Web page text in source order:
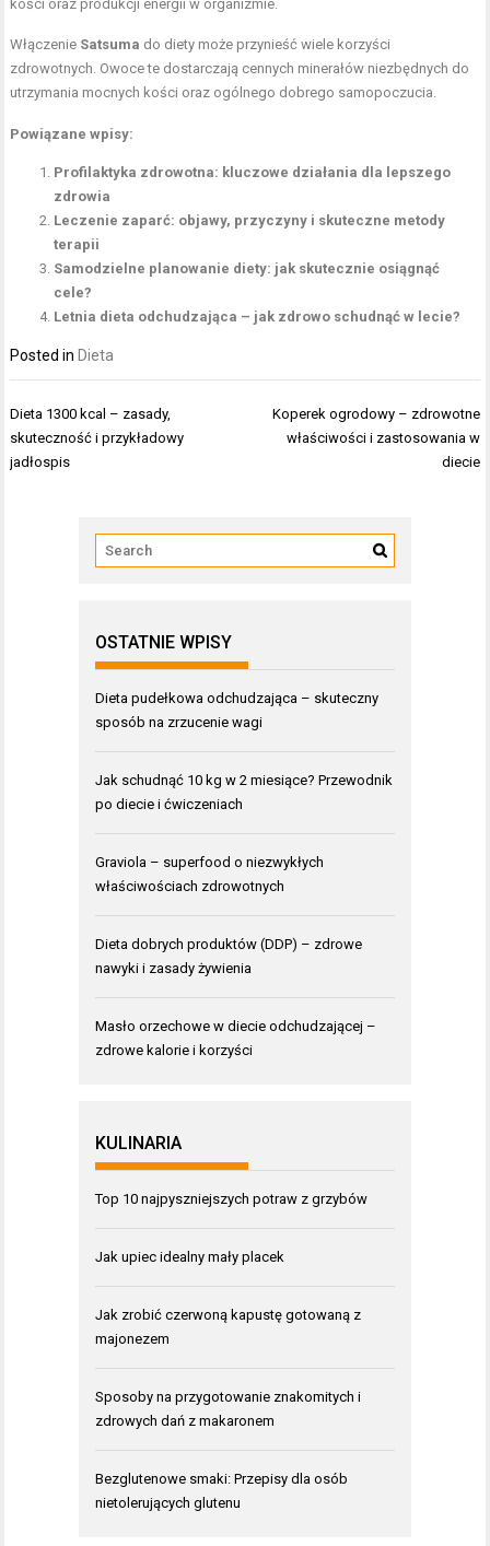
kości oraz produkcji energii w organizmie.
Włączenie Satsuma do diety może przynieść wiele korzyści
zdrowotnych. Owoce te dostarczają cennych minerałów niezbędnych do
utrzymania mocnych kości oraz ogólnego dobrego samopoczucia.
Powiązane wpisy:
Profilaktyka zdrowotna: kluczowe działania dla lepszego
zdrowia
Leczenie zaparć: objawy, przyczyny i skuteczne metody
terapii
Samodzielne planowanie diety: jak skutecznie osiągnąć
cele?
Letnia dieta odchudzająca – jak zdrowo schudnąć w lecie?
Posted in Dieta
Nawigacja
wpisu
Dieta 1300 kcal – zasady,
skuteczność i przykładowy
jadłospis
Koperek ogrodowy – zdrowotne
właściwości i zastosowania w
diecie
OSTATNIE WPISY
Dieta pudełkowa odchudzająca – skuteczny
sposób na zrzucenie wagi
Jak schudnąć 10 kg w 2 miesiące? Przewodnik
po diecie i ćwiczeniach
Graviola – superfood o niezwykłych
właściwościach zdrowotnych
Dieta dobrych produktów (DDP) – zdrowe
nawyki i zasady żywienia
Masło orzechowe w diecie odchudzającej –
zdrowe kalorie i korzyści
KULINARIA
Top 10 najpyszniejszych potraw z grzybów
Jak upiec idealny mały placek
Jak zrobić czerwoną kapustę gotowaną z
majonezem
Sposoby na przygotowanie znakomitych i
zdrowych dań z makaronem
Bezglutenowe smaki: Przepisy dla osób
nietolerujących glutenu